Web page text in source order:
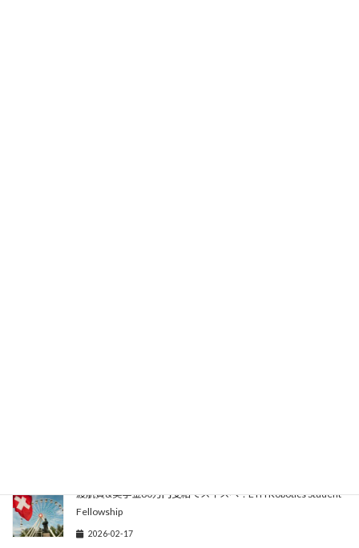
渡航費&奨学金80万円支給でスイスへ！ETH Robotics Student
Fellowship
2026-02-17